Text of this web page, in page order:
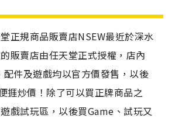
正規商品販賣店NSEW最近於深水
販賣店由任天堂正式授權，店內
件及遊戲均以官方價發售，以後
捱炒價！除了可以買正牌商品之
戲試玩區，以後買Game、試玩又